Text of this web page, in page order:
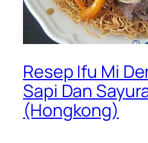
Resep Ifu Mi
Sapi Dan
(Hongkong)